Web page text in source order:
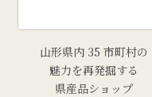
山形県内 35 市町村の
魅力を再発掘する
県産品ショップ